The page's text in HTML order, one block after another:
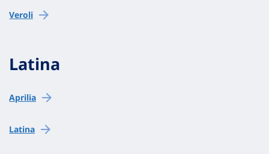
Veroli
Latina
Aprilia
Latina